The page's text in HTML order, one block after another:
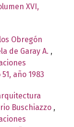
XVI,
Obregón
de Garay A. ,
año 1983
Buschiazzo ,